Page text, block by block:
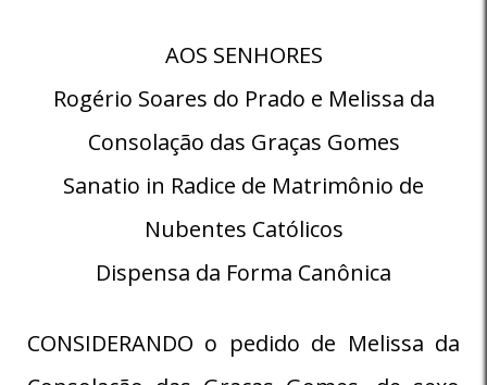
AOS SENHORES
Rogério Soares do Prado e Melissa da
Consolação das Graças Gomes
Sanatio in Radice de Matrimônio de
Nubentes Católicos
Dispensa da Forma Canônica
CONSIDERANDO o pedido de Melissa da